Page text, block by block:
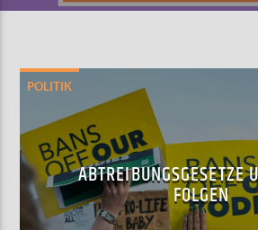
AKTUELLER TRACK
FISHBOWL
SIAMESE ELEPHANTS
POLITIK
ABTREIBUNGSGESETZE
FOLGEN